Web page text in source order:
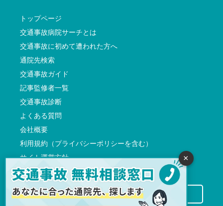
トップページ
交通事故病院サーチとは
交通事故に初めて遭われた方へ
通院先検索
交通事故ガイド
記事監修者一覧
交通事故診断
よくある質問
会社概要
利用規約（プライバシーポリシーを含む）
サイト運営方針
反社会的勢力に対する基本方針
交通事故病院サーチに掲載希望の先生方へ
×